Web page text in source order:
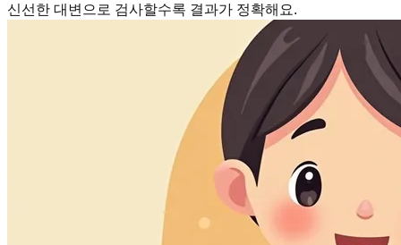
신선한 대변으로 검사할수록 결과가 정확해요.